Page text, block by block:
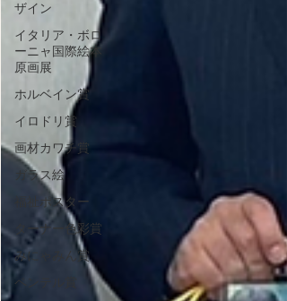
ザイン
イタリア・ボロ
ーニャ国際絵本
原画展
ホルベイン賞
イロドリ賞
画材カワチ賞
ガラス絵
福祉ポスター
ターナー色彩賞
みにゃみん賞
ペンテル賞